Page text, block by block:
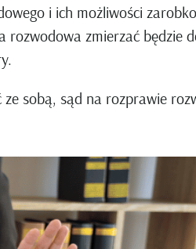
i ich możliwości
zmierzać będzie
sobą, sąd na rozprawie